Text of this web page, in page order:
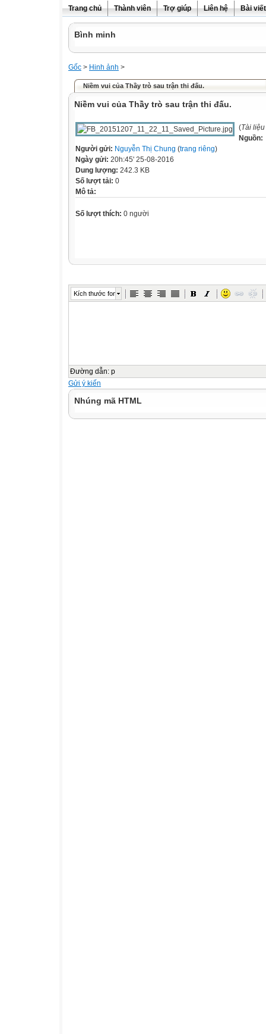
Trang chủ Thành viên Trợ giúp Liên hệ Bài viết
Bình minh
Gốc > Hinh ảnh >
Niềm vui của Thầy trò sau trận thi đấu.
Niềm vui của Thầy trò sau trận thi đấu.
(Tài
Nguồn:
Người gửi: Nguyễn Thị Chung (trang riêng)
Ngày gửi: 20h:45' 25-08-2016
Dung lượng: 242.3 KB
Số lượt tải: 0
Mô tả:
Số lượt thích: 0 người
Kích thước font
Đường dẫn: p
Gửi ý kiến
Nhúng mã HTML